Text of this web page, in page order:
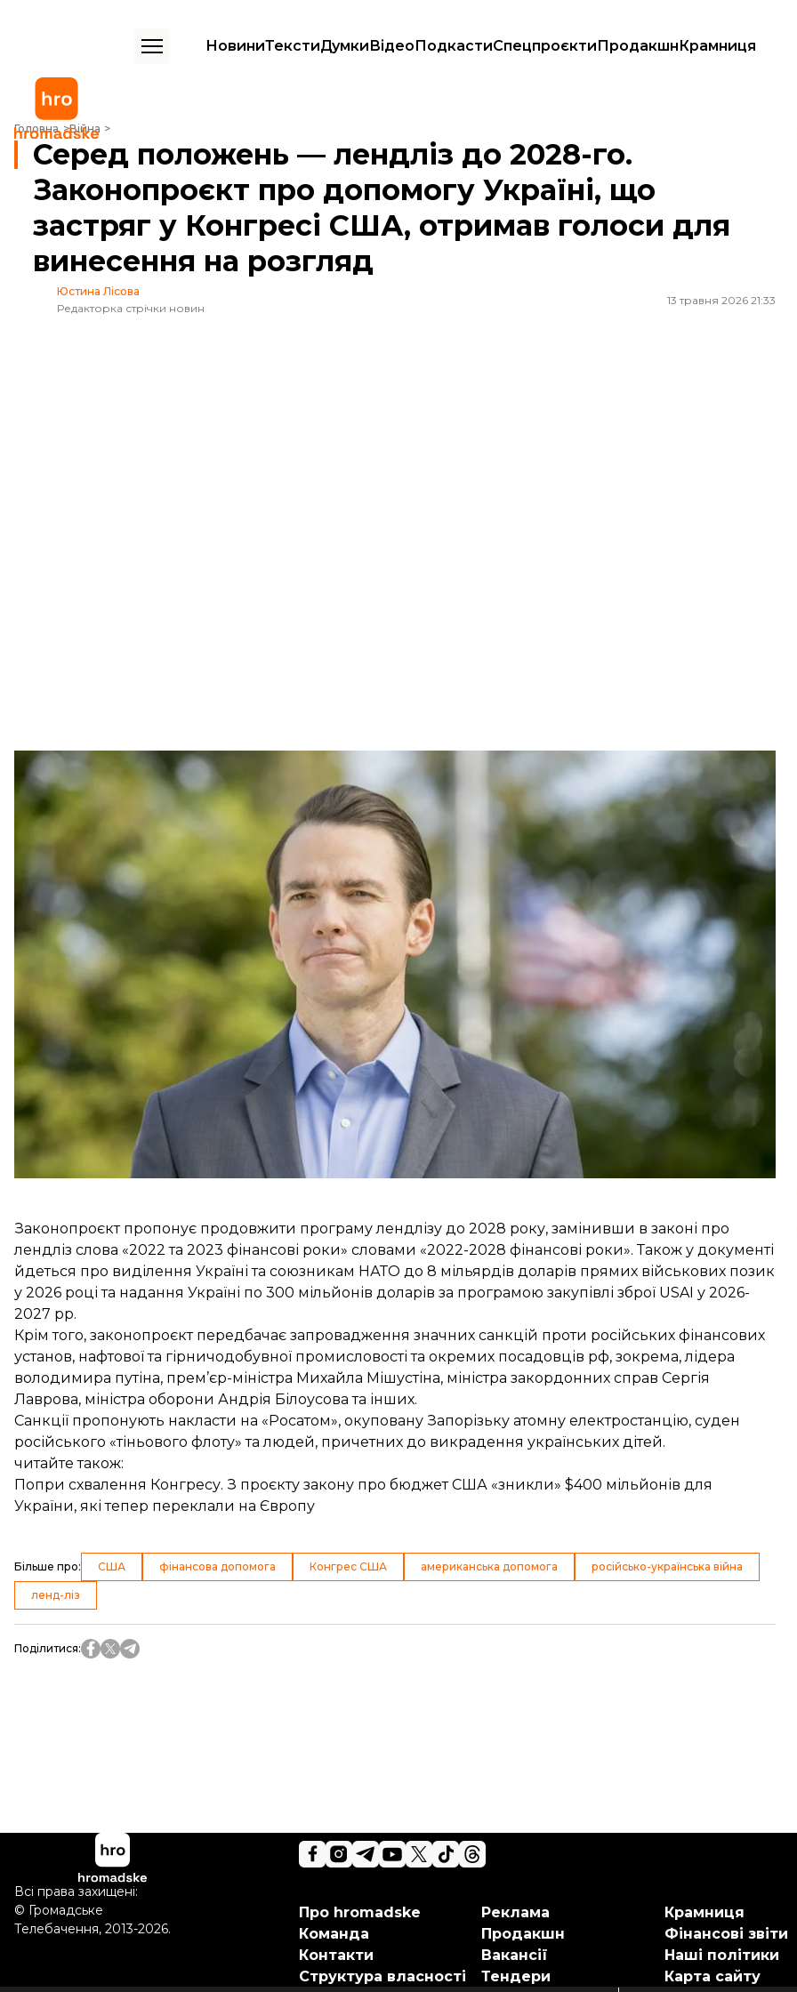
НовиниТекстиДумкиВідеоПодкастиСпецпроєктиПродакшнКрамниця
Головна Війна
Серед положень — лендліз до 2028-го. Законопроєкт про допомогу Україні, що застряг у Конгресі США, отримав голоси для винесення
Серед положень — лендліз до 2028-го.
Законопроєкт про допомогу Україні, що
застряг у Конгресі США, отримав голоси для
винесення на розгляд
Юстина Лісова
Редакторка стрічки новин
13 травня 2026 21:33
Незалежний конгресмен Кевін Кайлі
Facebook / Kevin Kiley
Незалежний конгресмен Кевін Кайлі віддав вирішальний голос за резолюцію, яка передбачає
розгляд законопроєкту про ширшу допомогу Україні в обхід комітету, де він застряг уже рік. Це дасть
змогу винести його на розгляд у Палаті представників.
Про це
повідомила група демократів у Комітеті закордонних справ Палати представників США.
Голос Кайлі — незалежного конгресмена — став 218 і вирішальним для резолюції, за яку також
проголосували 215 членів Демократичної партії та два республіканці.
Цю резолюцію подали ще торік у червні, щоб розблокувати процес розгляду законопроєкту HR2913
про допомогу Україні, який застряг у Комітеті з правил.
Законопроєкт пропонує продовжити програму лендлізу до 2028 року, замінивши в законі про
лендліз слова «2022 та 2023 фінансові роки» словами «2022-2028 фінансові роки». Також у документі
йдеться про виділення Україні та союзникам НАТО до 8 мільярдів доларів прямих військових позик
у 2026 році та надання Україні по 300 мільйонів доларів за програмою закупівлі зброї USAI у 2026-
2027 рр.
Крім того, законопроєкт передбачає запровадження значних санкцій проти російських фінансових
установ, нафтової та гірничодобувної промисловості та окремих посадовців рф, зокрема, лідера
володимира путіна, прем’єр-міністра Михайла Мішустіна, міністра закордонних справ Сергія
Лаврова, міністра оборони Андрія Білоусова та інших.
Санкції пропонують накласти на «Росатом», окуповану Запорізьку атомну електростанцію, суден
російського «тіньового флоту» та людей, причетних до викрадення українських дітей.
читайте також:
Попри схвалення Конгресу. З проєкту закону про бюджет США «зникли» $400 мільйонів для
України, які тепер переклали на Європу
Більше про: США фінансова допомога Конгрес США американська допомога російсько-українська війна
ленд-ліз
Поділитися:
Про hromadske
Команда
Контакти
Структура власності
Реклама
Продакшн
Вакансії
Тендери
Крамниця
Фінансові звіти
Наші політики
Карта сайту
Всі права захищені:
© Громадське
Телебачення, 2013-2026.